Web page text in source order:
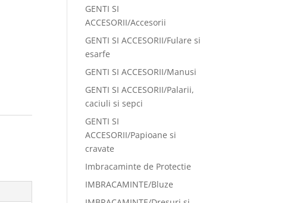
GENTI SI
ACCESORII/Accesorii
GENTI SI ACCESORII/Fulare si
esarfe
GENTI SI ACCESORII/Manusi
GENTI SI ACCESORII/Palarii,
caciuli si sepci
GENTI SI
ACCESORII/Papioane si
cravate
Imbracaminte de Protectie
IMBRACAMINTE/Bluze